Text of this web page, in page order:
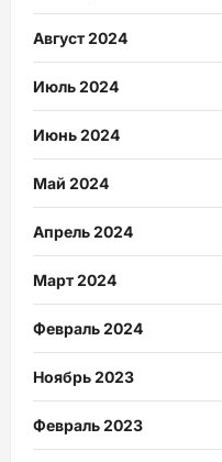
Август 2024
Июль 2024
Июнь 2024
Май 2024
Апрель 2024
Март 2024
Февраль 2024
Ноябрь 2023
Февраль 2023